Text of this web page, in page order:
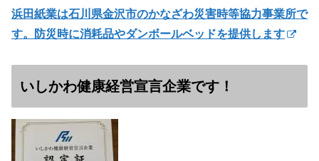
浜田紙業は石川県金沢市のかなざわ災害時等協力事業所で
す。防災時に消耗品やダンボールベッドを提供します
いしかわ健康経営宣言企業です！